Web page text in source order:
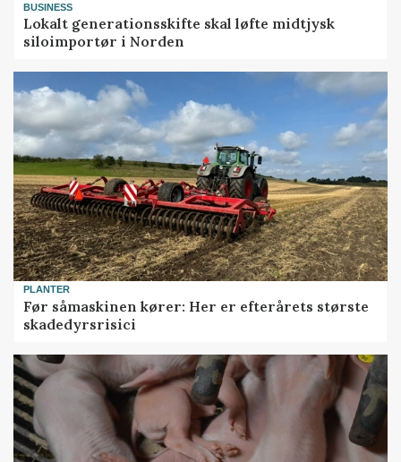
BUSINESS
Lokalt generationsskifte skal løfte midtjysk
siloimportør i Norden
PLANTER
Før såmaskinen kører: Her er efterårets største
skadedyrsrisici